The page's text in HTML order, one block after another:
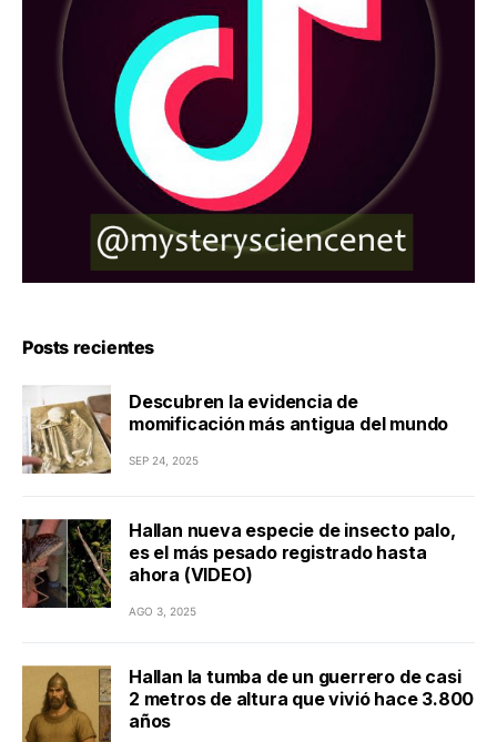
Posts recientes
Descubren la evidencia de
momificación más antigua del mundo
SEP 24, 2025
Hallan nueva especie de insecto palo,
es el más pesado registrado hasta
ahora (VIDEO)
AGO 3, 2025
Hallan la tumba de un guerrero de casi
2 metros de altura que vivió hace 3.800
años